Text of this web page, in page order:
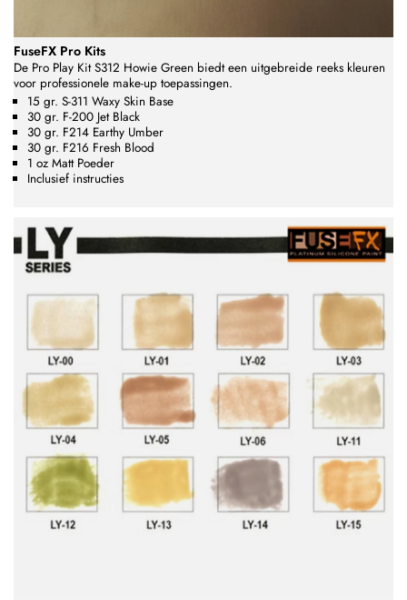
FuseFX Pro Kits
De Pro Play Kit S312 Howie Green biedt een uitgebreide reeks kleuren
voor professionele make-up toepassingen.
15 gr. S-311 Waxy Skin Base
30 gr. F-200 Jet Black
30 gr. F214 Earthy Umber
30 gr. F216 Fresh Blood
1 oz Matt Poeder
Inclusief instructies